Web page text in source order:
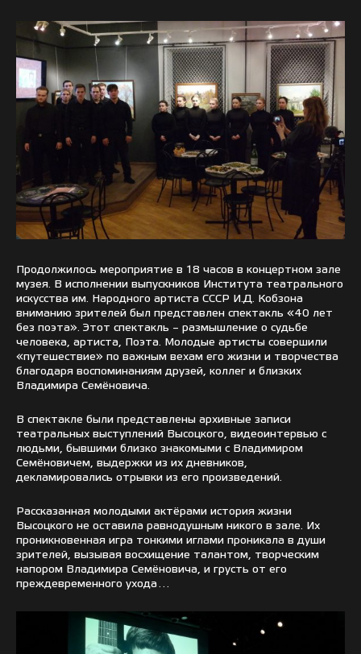
Продолжилось мероприятие в 18 часов в концертном зале
музея. В исполнении выпускников Института театрального
искусства им. Народного артиста СССР И.Д. Кобзона
вниманию зрителей был представлен спектакль «40 лет
без поэта». Этот спектакль – размышление о судьбе
человека, артиста, Поэта. Молодые артисты совершили
«путешествие» по важным вехам его жизни и творчества
благодаря воспоминаниям друзей, коллег и близких
Владимира Семёновича.
В спектакле были представлены архивные записи
театральных выступлений Высоцкого, видеоинтервью с
людьми, бывшими близко знакомыми с Владимиром
Семёновичем, выдержки из их дневников,
декламировались отрывки из его произведений.
Рассказанная молодыми актёрами история жизни
Высоцкого не оставила равнодушным никого в зале. Их
проникновенная игра тонкими иглами проникала в души
зрителей, вызывая восхищение талантом, творческим
напором Владимира Семёновича, и грусть от его
преждевременного ухода…